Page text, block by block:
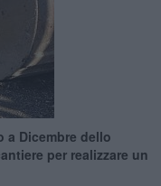
a Dicembre dello
per realizzare un